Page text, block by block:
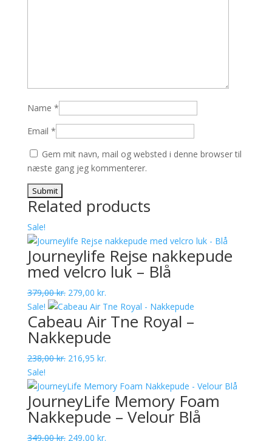
Name *
Email *
Gem mit navn, mail og websted i denne browser til
næste gang jeg kommenterer.
Related products
Sale!
Journeylife Rejse nakkepude
med velcro luk – Blå
379,00kr. Original
price
was:
379,00 kr..
279,00 kr.Current
price
is:
279,00 kr..
Sale!
Cabeau Air Tne Royal –
Nakkepude
238,00kr. Original
was:
238,00 kr..
216,95 kr.Current
is:
216,95 kr..
Sale!
JourneyLife Memory Foam
Nakkepude – Velour Blå
349,00kr. Original
249,00 kr.Current